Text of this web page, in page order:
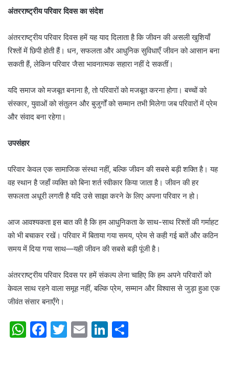
अंतरराष्ट्रीय परिवार दिवस का संदेश
अंतरराष्ट्रीय परिवार दिवस हमें यह याद दिलाता है कि जीवन की असली खुशियाँ
रिश्तों में छिपी होती हैं। धन, सफलता और आधुनिक सुविधाएँ जीवन को आसान बना
सकती हैं, लेकिन परिवार जैसा भावनात्मक सहारा नहीं दे सकतीं।
यदि समाज को मजबूत बनाना है, तो परिवारों को मजबूत करना होगा। बच्चों को
संस्कार, युवाओं को संतुलन और बुजुर्गों को सम्मान तभी मिलेगा जब परिवारों में प्रेम
और संवाद बना रहेगा।
उपसंहार
परिवार केवल एक सामाजिक संस्था नहीं, बल्कि जीवन की सबसे बड़ी शक्ति है। यह
वह स्थान है जहाँ व्यक्ति को बिना शर्त स्वीकार किया जाता है। जीवन की हर
सफलता अधूरी लगती है यदि उसे साझा करने के लिए अपना परिवार न हो।
आज आवश्यकता इस बात की है कि हम आधुनिकता के साथ-साथ रिश्तों की गर्माहट
को भी बचाकर रखें। परिवार में बिताया गया समय, प्रेम से कही गई बातें और कठिन
समय में दिया गया साथ—यही जीवन की सबसे बड़ी पूंजी है।
अंतरराष्ट्रीय परिवार दिवस पर हमें संकल्प लेना चाहिए कि हम अपने परिवारों को
केवल साथ रहने वाला समूह नहीं, बल्कि प्रेम, सम्मान और विश्वास से जुड़ा हुआ एक
जीवंत संसार बनाएँगे।
W F
T
E
Li